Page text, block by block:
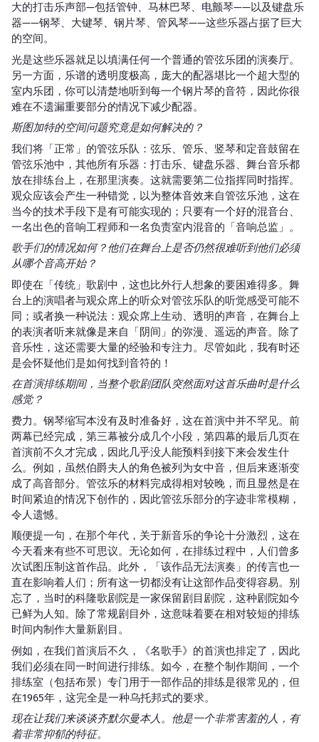
大的打击乐声部—包括管钟、马林巴琴、电颤琴——以及键盘乐
器——钢琴、大键琴、钢片琴、管风琴——这些乐器占据了巨大
的空间。
光是这些乐器就足以填满任何一个普通的管弦乐团的演奏厅。
另一方面，乐谱的透明度极高，庞大的配器堪比一个超大型的
室内乐团，你可以清楚地听到每一个钢片琴的音符，因此你很
难在不遗漏重要部分的情况下减少配器。
斯图加特的空间问题究竟是如何解决的？
我们将「正常」的管弦乐队：弦乐、管乐、竖琴和定音鼓留在
管弦乐池中，其他所有乐器：打击乐、键盘乐器、舞台音乐都
放在排练台上，在那里演奏。这就需要第二位指挥同时指挥。
观众应该会产生一种错觉，以为整体音效来自管弦乐池，这在
当今的技术手段下是有可能实现的；只要有一个好的混音台、
一名出色的音响工程师和一名负责室内混音的「音响总监」。
歌手们的情况如何？他们在舞台上是否仍然很难听到他们必须
从哪个音高开始？
即使在「传统」歌剧中，这也比外行人想象的要困难得多。舞
台上的演唱者与观众席上的听众对管弦乐队的听觉感受可能不
同；或者换一种说法：观众席上生动、透明的声音，在舞台上
的表演者听来就像是来自「阴间」的弥漫、遥远的声音。除了
音乐性，这还需要大量的经验和专注力。尽管如此，我有时还
是会怀疑他们是如何找到音符的！
在首演排练期间，当整个歌剧团队突然面对这首乐曲时是什么
感觉？
费力。钢琴缩写本没有及时准备好，这在首演中并不罕见。前
两幕已经完成，第三幕被分成几个小段，第四幕的最后几页在
首演前不久才完成，因此几乎没人能预料到接下来会发生什
么。例如，虽然伯爵夫人的角色被列为女中音，但后来逐渐变
成了高音部分。管弦乐的材料完成得相对较晚，而且显然是在
时间紧迫的情况下创作的，因此管弦乐部分的字迹非常模糊，
令人遗憾。
顺便提一句，在那个年代，关于新音乐的争论十分激烈，这在
今天看来有些不可思议。无论如何，在排练过程中，人们曾多
次试图压制这首作品。此外，「该作品无法演奏」的传言也一
直在影响着人们；所有这一切都没有让这部作品变得容易。别
忘了，当时的科隆歌剧院是一家保留剧目剧院，这种剧院如今
已鲜为人知。除了常规剧目外，这意味着要在相对较短的排练
时间内制作大量新剧目。
例如，在我们首演后不久，《名歌手》的首演也排定了，因此
我们必须在同一时间进行排练。如今，在整个制作期间，一个
排练室（包括布景）专门用于一部作品的排练是很常见的，但
在1965年，这完全是一种乌托邦式的要求。
现在让我们来谈谈齐默尔曼本人。他是一个非常害羞的人，有
着非常抑郁的特征。